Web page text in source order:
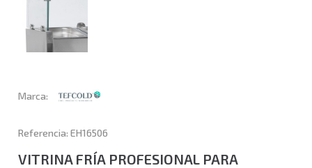
Marca:
Referencia: EH16506
VITRINA FRÍA PROFESIONAL PARA